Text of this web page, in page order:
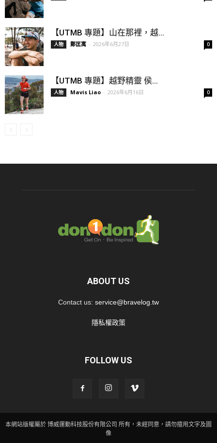
【UTMB 專題】山在那裡，越...
人物 鄭匡寓 - 2026年6月27日 0
【UTMB 專題】越野精靈 侯...
人物 Mavis Liao - 2026年6月16日 0
ABOUT US
Contact us: service@bravelog.tw
隱私權政策
FOLLOW US
本網站版權屬於 博威運動科技股份有限公司 所有，未經同意，請勿擅用文字及圖
像